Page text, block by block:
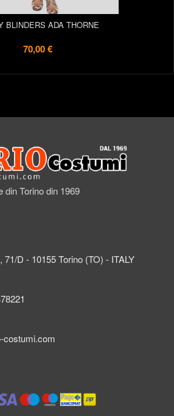
BLINDERS ADA THORNE
70,00 €
din Torino din 1969
71/D - 10155 Torino (TO) - ITALY
costumi.com